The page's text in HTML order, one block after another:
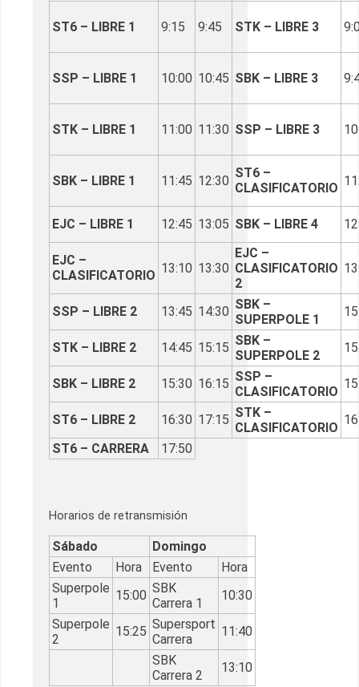
ST6 – LIBRE 1 9:15 9:45 STK – LIBRE 3
SSP – LIBRE 1 10:00 10:45 SBK – LIBRE 3
STK – LIBRE 1 11:00 11:30 SSP – LIBRE 3
SBK – LIBRE 1 11:45 12:30
ST6 –
CLASIFICATORIO
EJC – LIBRE 1 12:45 13:05 SBK – LIBRE 4
EJC –
CLASIFICATORIO 13:10 13:30
EJC –
CLASIFICATORIO
2
SSP – LIBRE 2 13:45 14:30 SBK –
SUPERPOLE 1
STK – LIBRE 2 14:45 15:15 SBK –
SUPERPOLE 2
SBK – LIBRE 2 15:30 16:15 SSP –
CLASIFICATORIO
ST6 – LIBRE 2 16:30 17:15 STK –
CLASIFICATORIO
ST6 – CARRERA
17:50
Horarios de retransmisión
Sábado
Domingo
Evento
Hora Evento
Hora
Superpole
1
15:00 SBK
Carrera 1
10:30
Superpole
2
15:25 Supersport
Carrera
11:40
SBK
Carrera 2
13:10